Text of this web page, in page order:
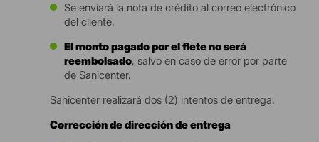
Se enviará la nota de crédito al correo electrónico
del cliente.
El monto pagado por el flete no será
reembolsado, salvo en caso de error por parte
de Sanicenter.
Sanicenter realizará dos (2) intentos de entrega.
Corrección de dirección de entrega